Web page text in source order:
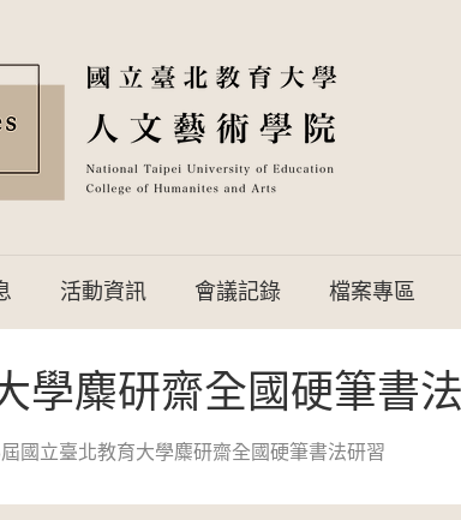
活動資訊 會議記錄 檔案專區
學麋研齋全國硬筆書
國立臺北教育大學麋研齋全國硬筆書法研習